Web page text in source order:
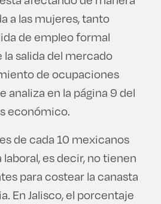
a las mujeres, tanto
de empleo formal
salida del mercado
de ocupaciones
analiza en la página 9 del
económico.
de cada 10 mexicanos
es decir, no tienen
para costear la canasta
En Jalisco, el porcentaje